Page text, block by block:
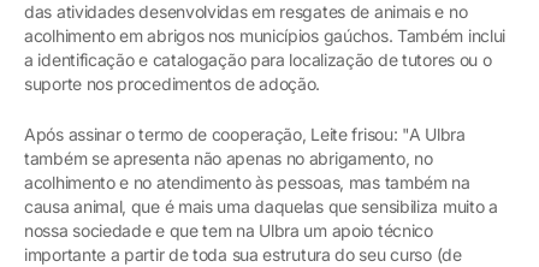
das atividades desenvolvidas em resgates de animais e no
acolhimento em abrigos nos municípios gaúchos. Também inclui
a identificação e catalogação para localização de tutores ou o
suporte nos procedimentos de adoção.
Após assinar o termo de cooperação, Leite frisou: "A Ulbra
também se apresenta não apenas no abrigamento, no
acolhimento e no atendimento às pessoas, mas também na
causa animal, que é mais uma daquelas que sensibiliza muito a
nossa sociedade e que tem na Ulbra um apoio técnico
importante a partir de toda sua estrutura do seu curso (de